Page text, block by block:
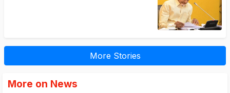
More Stories
More on News